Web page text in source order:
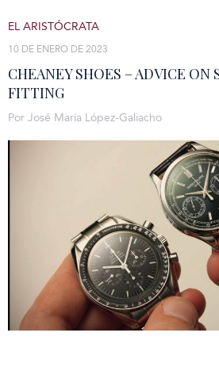
CHEANEY SHOES – ADVICE ON
FITTING
10 DE ENERO DE 2023
EL ARISTÓCRATA
Por José María López-Galiacho